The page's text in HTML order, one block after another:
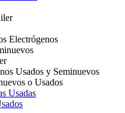
Electrógenos
Usados y Seminuevos
o Usados
Usadas